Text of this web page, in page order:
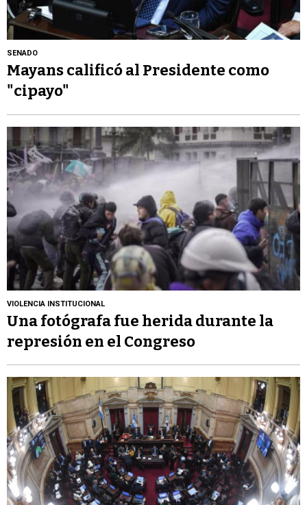
SENADO
Mayans calificó al Presidente como
"cipayo"
VIOLENCIA INSTITUCIONAL
Una fotógrafa fue herida durante la
represión en el Congreso